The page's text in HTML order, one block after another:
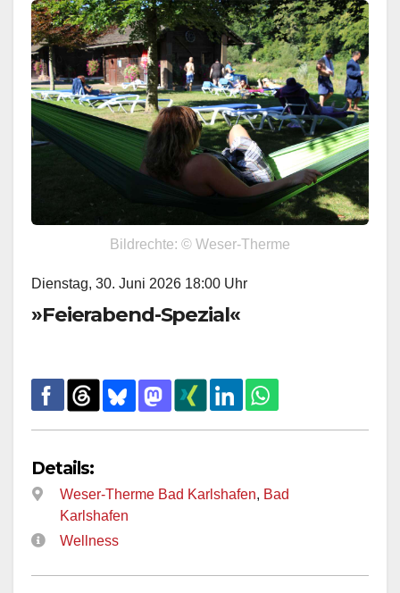
Bildrechte: © Weser-Therme
Dienstag, 30. Juni 2026 18:00 Uhr
»Feierabend-Spezial«
Details:
Weser-Therme Bad Karlshafen, Bad
Karlshafen
Wellness